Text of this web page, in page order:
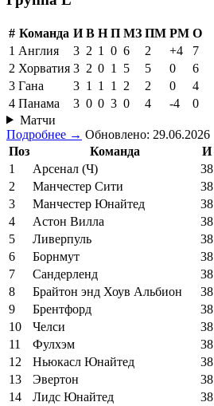
# Команда И В Н П МЗ ПМ РМ О
1 Англия 3 2 1 0 6 2 +4
7
2 Хорватия 3 2 0 1 5 5 0
6
3 Гана 3 1 1 1 2 2 0
4
4 Панама 3 0 0 3 0 4 -4
0
Матчи
Подробнее → Обновлено: 29.06.2026
Поз
Команда И
1
Арсенал (Ч) 38
2
Манчестер Сити 38
3
Манчестер Юнайтед 38
4
Астон Вилла 38
5
Ливерпуль 38
6
Борнмут 38
7
Сандерленд 38
8
Брайтон энд Хоув Альбион 38
9
Брентфорд 38
10
Челси 38
11
Фулхэм 38
12
Ньюкасл Юнайтед 38
13
Эвертон 38
14
Лидс Юнайтед 38